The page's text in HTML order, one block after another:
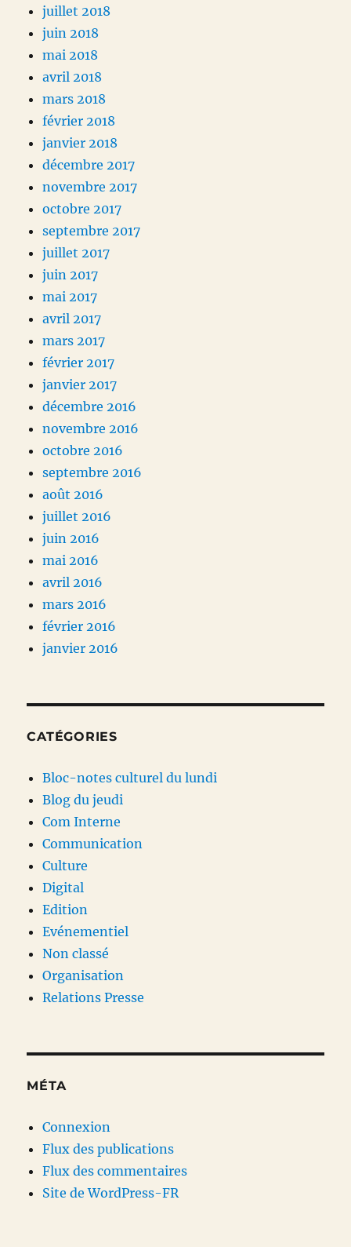
juillet 2018
juin 2018
mai 2018
avril 2018
mars 2018
février 2018
janvier 2018
décembre 2017
novembre 2017
octobre 2017
septembre 2017
juillet 2017
juin 2017
mai 2017
avril 2017
mars 2017
février 2017
janvier 2017
décembre 2016
novembre 2016
octobre 2016
septembre 2016
août 2016
juillet 2016
juin 2016
mai 2016
avril 2016
mars 2016
février 2016
janvier 2016
CATÉGORIES
Bloc-notes culturel du lundi
Blog du jeudi
Com Interne
Communication
Culture
Digital
Edition
Evénementiel
Non classé
Organisation
Relations Presse
MÉTA
Connexion
Flux des publications
Flux des commentaires
Site de WordPress-FR